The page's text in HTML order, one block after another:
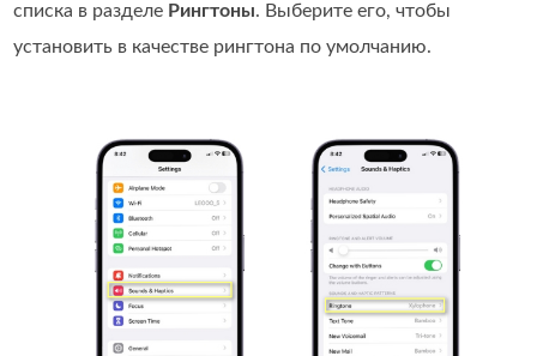
списка в разделе Рингтоны. Выберите его, чтобы
установить в качестве рингтона по умолчанию.